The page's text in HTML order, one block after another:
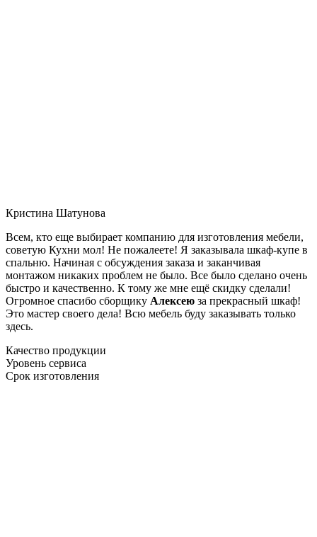
Кристина Шатунова
Всем, кто еще выбирает компанию для изготовления мебели,
советую Кухни мол! Не пожалеете! Я заказывала шкаф-купе в
спальню. Начиная с обсуждения заказа и заканчивая
монтажом никаких проблем не было. Все было сделано очень
быстро и качественно. К тому же мне ещё скидку сделали!
Огромное спасибо сборщику Алексею за прекрасный шкаф!
Это мастер своего дела! Всю мебель буду заказывать только
здесь.
Качество продукции
Уровень сервиса
Срок изготовления